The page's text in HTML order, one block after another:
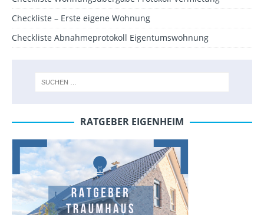
Checkliste – Erste eigene Wohnung
Checkliste Abnahmeprotokoll Eigentumswohnung
RATGEBER EIGENHEIM